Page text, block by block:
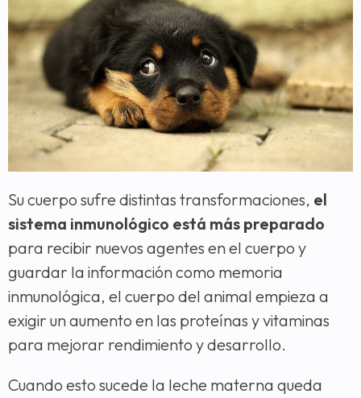
Su cuerpo sufre distintas transformaciones, el
sistema inmunológico está más preparado
para recibir nuevos agentes en el cuerpo y
guardar la información como memoria
inmunológica, el cuerpo del animal empieza a
exigir un aumento en las proteínas y vitaminas
para mejorar rendimiento y desarrollo.
Cuando esto sucede la leche materna queda